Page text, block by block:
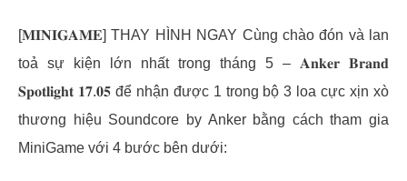
[𝐌𝐈𝐍𝐈𝐆𝐀𝐌𝐄] THAY HÌNH NGAY Cùng chào đón và lan
toả sự kiện lớn nhất trong tháng 5 – 𝐀𝐧𝐤𝐞𝐫 𝐁𝐫𝐚𝐧𝐝
𝐒𝐩𝐨𝐭𝐥𝐢𝐠𝐡𝐭 𝟏𝟕.𝟎𝟓 để nhận được 1 trong bộ 3 loa cực xịn xò
thương hiệu Soundcore by Anker bằng cách tham gia
MiniGame với 4 bước bên dưới: